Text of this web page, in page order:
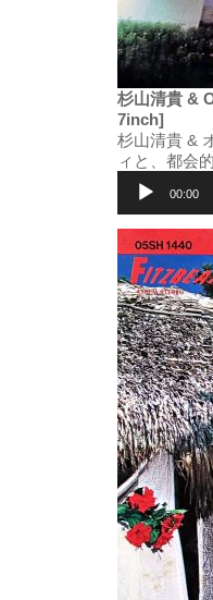
杉山清貴 &
7inch]
杉山清貴 &
ィと、都会
プ
レ
ー
ヤ
ー
00:00